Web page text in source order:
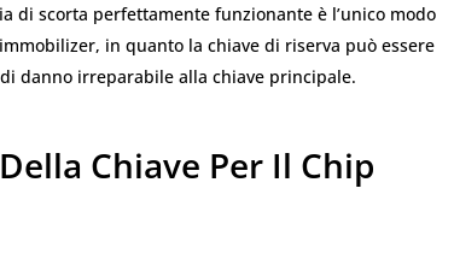
di scorta perfettamente funzionante è l’unico modo
in quanto la chiave di riserva può essere
danno irreparabile alla chiave principale.
Chiave Per Il Chip